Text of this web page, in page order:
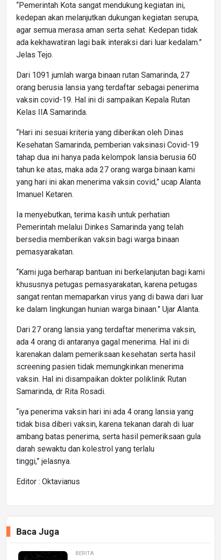
“Pemerintah Kota sangat mendukung kegiatan ini,
kedepan akan melanjutkan dukungan kegiatan serupa,
agar semua merasa aman serta sehat. Kedepan tidak
ada kekhawatiran lagi baik interaksi dari luar kedalam.”
Jelas Tejo.
Dari 1091 jumlah warga binaan rutan Samarinda, 27
orang berusia lansia yang terdaftar sebagai penerima
vaksin covid-19. Hal ini di sampaikan Kepala Rutan
Kelas IIA Samarinda.
“Hari ini sesuai kriteria yang diberikan oleh Dinas
Kesehatan Samarinda, pemberian vaksinasi Covid-19
tahap dua ini hanya pada kelompok lansia berusia 60
tahun ke atas, maka ada 27 orang warga binaan kami
yang hari ini akan menerima vaksin covid,” ucap Alanta
Imanuel Ketaren.
Ia menyebutkan, terima kasih untuk perhatian
Pemerintah melalui Dinkes Samarinda yang telah
bersedia memberikan vaksin bagi warga binaan
pemasyarakatan.
“Kami juga berharap bantuan ini berkelanjutan bagi kami
khususnya petugas pemasyarakatan, karena petugas
sangat rentan memaparkan virus yang di bawa dari luar
ke dalam lingkungan hunian warga binaan.” Ujar Alanta.
Dari 27 orang lansia yang terdaftar menerima vaksin,
ada 4 orang di antaranya gagal menerima. Hal ini di
karenakan dalam pemeriksaan kesehatan serta hasil
screening pasien tidak memungkinkan menerima
vaksin. Hal ini disampaikan dokter poliklinik Rutan
Samarinda, dr Rita Rosadi.
“iya penerima vaksin hari ini ada 4 orang lansia yang
tidak bisa diberi vaksin, karena tekanan darah di luar
ambang batas penerima, serta hasil pemeriksaan gula
darah sewaktu dan kolestrol yang terlalu
tinggi,” jelasnya.
Editor : Oktavianus
Baca Juga
BERITA